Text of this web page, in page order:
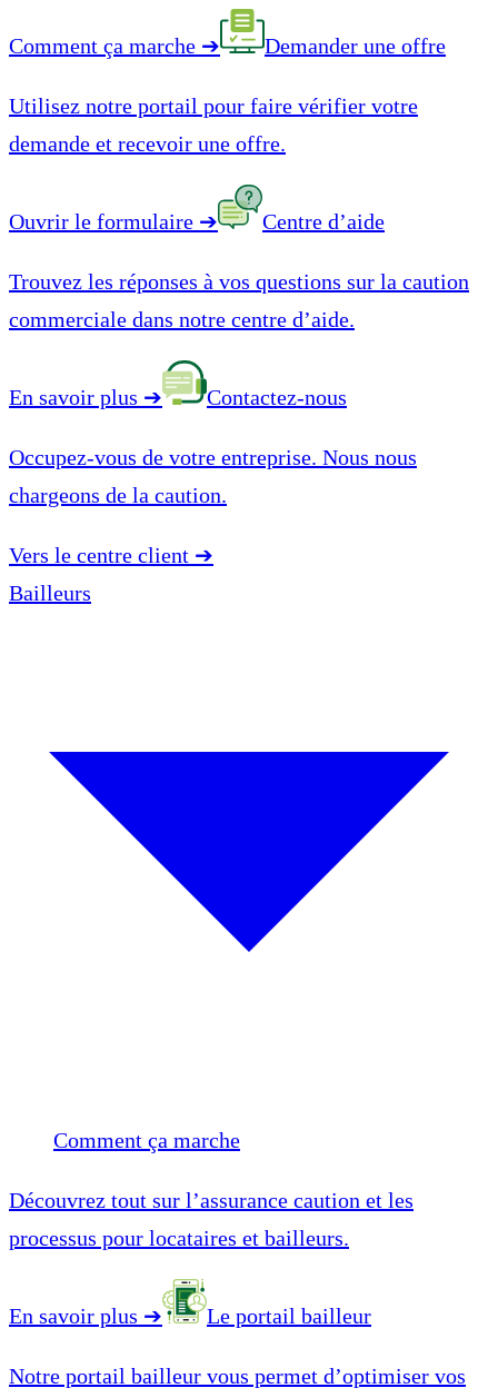
Comment ça marche ➔ Demander une offre
Utilisez notre portail pour faire vérifier votre
demande et recevoir une offre.
Ouvrir le formulaire ➔ Centre d’aide
Trouvez les réponses à vos questions sur la caution
commerciale dans notre centre d’aide.
En savoir plus ➔ Contactez-nous
Occupez-vous de votre entreprise. Nous nous
chargeons de la caution.
Vers le centre client ➔
Bailleurs
Comment ça marche
Découvrez tout sur l’assurance caution et les
processus pour locataires et bailleurs.
En savoir plus ➔ Le portail bailleur
Notre portail bailleur vous permet d’optimiser vos